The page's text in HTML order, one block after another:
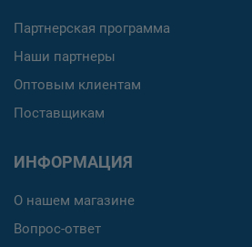
Партнерская программа
Наши партнеры
Оптовым клиентам
Поставщикам
ИНФОРМАЦИЯ
О нашем магазине
Вопрос-ответ